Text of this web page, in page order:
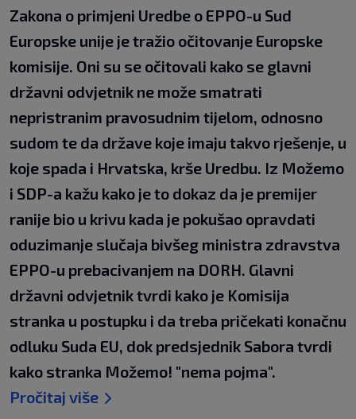
Zakona o primjeni Uredbe o EPPO-u Sud
Europske unije je tražio očitovanje Europske
komisije. Oni su se očitovali kako se glavni
državni odvjetnik ne može smatrati
nepristranim pravosudnim tijelom, odnosno
sudom te da države koje imaju takvo rješenje, u
koje spada i Hrvatska, krše Uredbu. Iz Možemo
i SDP-a kažu kako je to dokaz da je premijer
ranije bio u krivu kada je pokušao opravdati
oduzimanje slučaja bivšeg ministra zdravstva
EPPO-u prebacivanjem na DORH. Glavni
državni odvjetnik tvrdi kako je Komisija
stranka u postupku i da treba pričekati konačnu
odluku Suda EU, dok predsjednik Sabora tvrdi
kako stranka Možemo! "nema pojma".
Pročitaj više